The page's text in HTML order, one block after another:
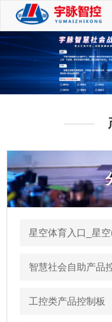
星空体育入口_星
智慧社会自助产品
工控类产品控制板